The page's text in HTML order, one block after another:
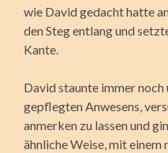
wie David gedacht hatte
den Steg entlang und
Kante.
David staunte immer noch
gepflegten Anwesens,
anmerken zu lassen und
ähnliche Weise, mit